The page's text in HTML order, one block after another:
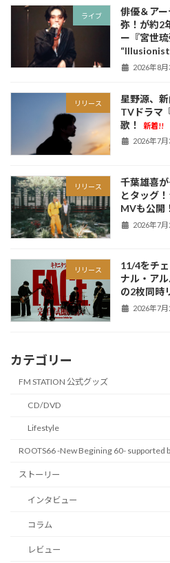
ライブ
俳優＆ア
弥！が約2
ー『宮世
2026年8月
リリース
星野源、
TVドラマ
歌！
新着!!
2026年7月
リリース
千葉雄喜
とタッグ
MVも公開
2026年7月
リリース
11/4をチ
ナル・アル
の2枚同時
2026年7月
カテゴリー
FM STATION 公式グッズ
CD/DVD
Lifestyle
ROOTS66 -New Begining 60- supported
ストーリー
インタビュー
コラム
レビュー